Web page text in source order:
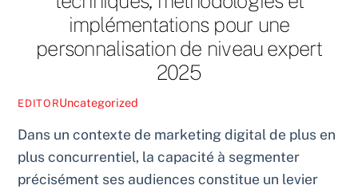
implémentations pour une
personnalisation de niveau expert
2025
EDITORUncategorized
Dans un contexte de marketing digital de plus en
plus concurrentiel, la capacité à segmenter
précisément ses audiences constitue un levier